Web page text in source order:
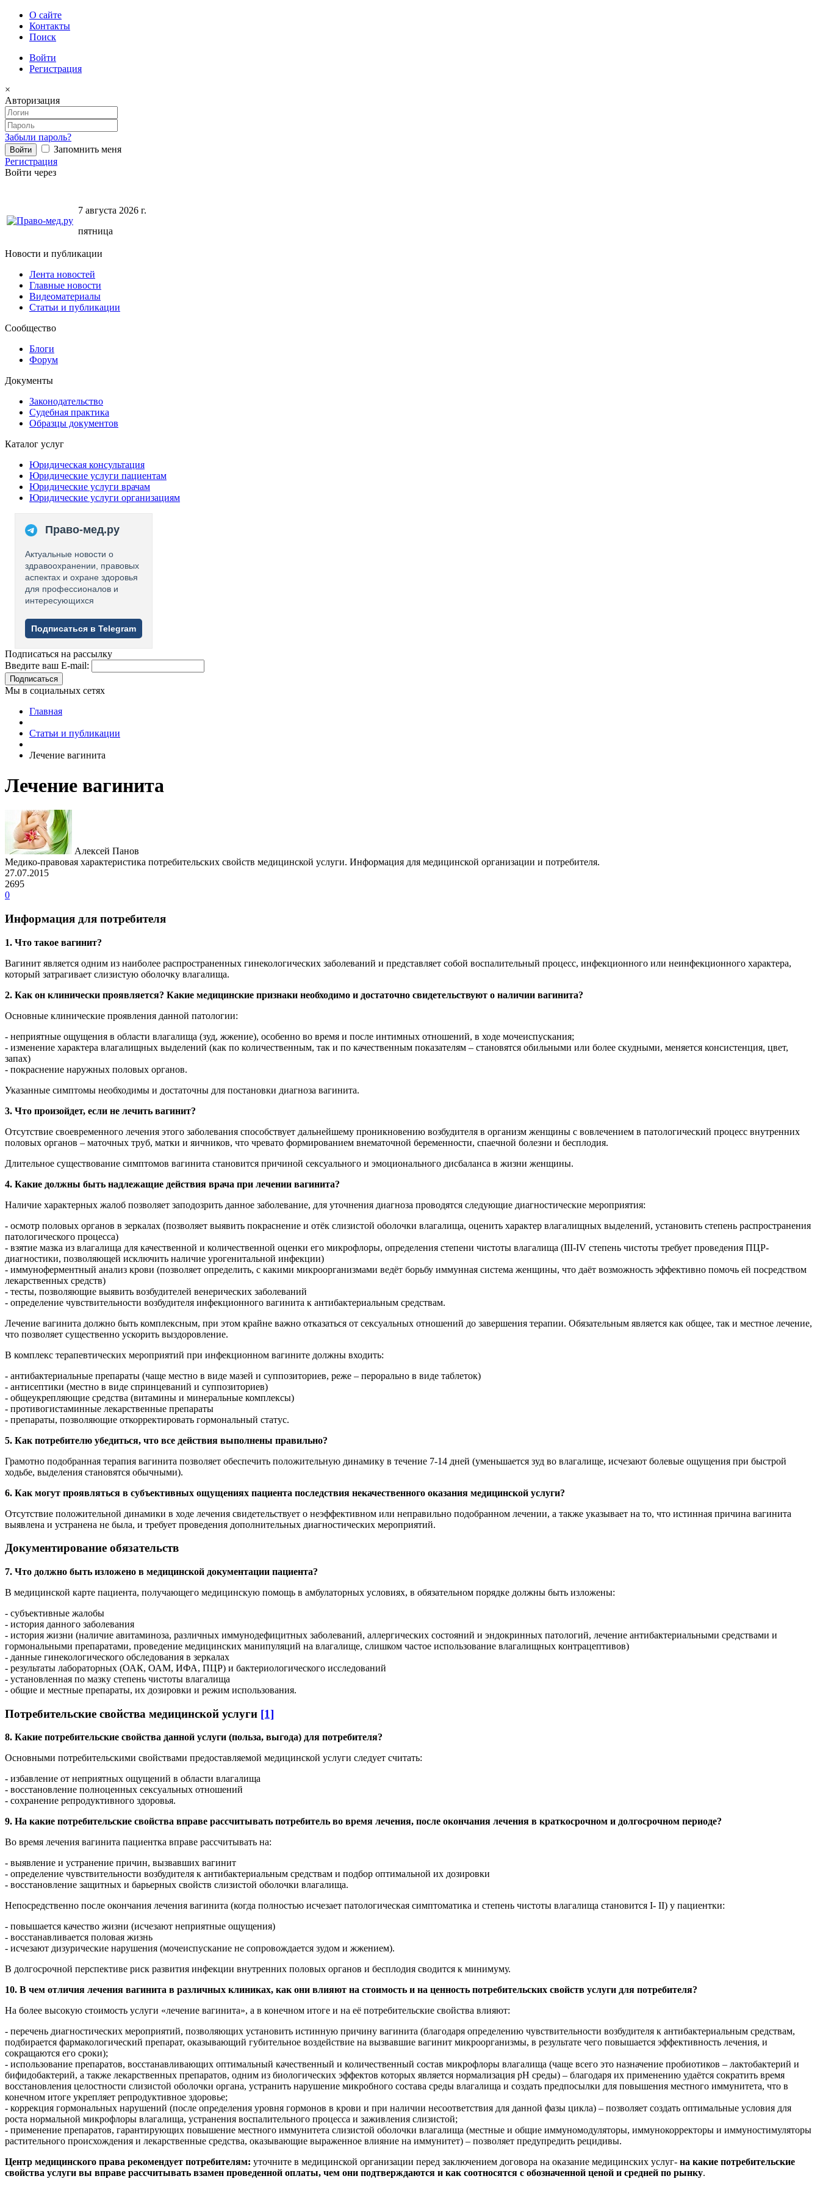
О сайте
Контакты
Поиск
Войти
Регистрация
×
Авторизация
Забыли пароль?
Запомнить меня
Регистрация
Войти через
7 августа 2026 г.
пятница
Новости и публикации
Лента новостей
Главные новости
Видеоматериалы
Статьи и публикации
Сообщество
Блоги
Форум
Документы
Законодательство
Судебная практика
Образцы документов
Каталог услуг
Юридическая консультация
Юридические услуги пациентам
Юридические услуги врачам
Юридические услуги организациям
Право-мед.ру
Актуальные новости о
здравоохранении, правовых
аспектах и охране здоровья
для профессионалов и
интересующихся
Подписаться в Telegram
Подписаться на рассылку
Введите ваш E-mail:
Подписаться
Мы в социальных сетях
Главная
Статьи и публикации
Лечение вагинита
Лечение вагинита
Алексей Панов
Медико-правовая характеристика потребительских свойств медицинской услуги. Информация для медицинской организации и потребителя.
27.07.2015
2695
0
Информация для потребителя
1. Что такое вагинит?
Вагинит является одним из наиболее распространенных гинекологических заболеваний и представляет собой воспалительный процесс, инфекционного или неинфекционного характера,
который затрагивает слизистую оболочку влагалища.
2. Как он клинически проявляется? Какие медицинские признаки необходимо и достаточно свидетельствуют о наличии вагинита?
Основные клинические проявления данной патологии:
- неприятные ощущения в области влагалища (зуд, жжение), особенно во время и после интимных отношений, в ходе мочеиспускания;
- изменение характера влагалищных выделений (как по количественным, так и по качественным показателям – становятся обильными или более скудными, меняется консистенция, цвет,
запах)
- покраснение наружных половых органов.
Указанные симптомы необходимы и достаточны для постановки диагноза вагинита.
3. Что произойдет, если не лечить вагинит?
Отсутствие своевременного лечения этого заболевания способствует дальнейшему проникновению возбудителя в организм женщины с вовлечением в патологический процесс внутренних
половых органов – маточных труб, матки и яичников, что чревато формированием внематочной беременности, спаечной болезни и бесплодия.
Длительное существование симптомов вагинита становится причиной сексуального и эмоционального дисбаланса в жизни женщины.
4. Какие должны быть надлежащие действия врача при лечении вагинита?
Наличие характерных жалоб позволяет заподозрить данное заболевание, для уточнения диагноза проводятся следующие диагностические мероприятия:
- осмотр половых органов в зеркалах (позволяет выявить покраснение и отёк слизистой оболочки влагалища, оценить характер влагалищных выделений, установить степень распространения
патологического процесса)
- взятие мазка из влагалища для качественной и количественной оценки его микрофлоры, определения степени чистоты влагалища (III-IV степень чистоты требует проведения ПЦР-
диагностики, позволяющей исключить наличие урогенитальной инфекции)
- иммуноферментный анализ крови (позволяет определить, с какими микроорганизмами ведёт борьбу иммунная система женщины, что даёт возможность эффективно помочь ей посредством
лекарственных средств)
- тесты, позволяющие выявить возбудителей венерических заболеваний
- определение чувствительности возбудителя инфекционного вагинита к антибактериальным средствам.
Лечение вагинита должно быть комплексным, при этом крайне важно отказаться от сексуальных отношений до завершения терапии. Обязательным является как общее, так и местное лечение,
что позволяет существенно ускорить выздоровление.
В комплекс терапевтических мероприятий при инфекционном вагините должны входить:
- антибактериальные препараты (чаще местно в виде мазей и суппозиториев, реже – перорально в виде таблеток)
- антисептики (местно в виде спринцеваний и суппозиториев)
- общеукрепляющие средства (витамины и минеральные комплексы)
- противогистаминные лекарственные препараты
- препараты, позволяющие откорректировать гормональный статус.
5. Как потребителю убедиться, что все действия выполнены правильно?
Грамотно подобранная терапия вагинита позволяет обеспечить положительную динамику в течение 7-14 дней (уменьшается зуд во влагалище, исчезают болевые ощущения при быстрой
ходьбе, выделения становятся обычными).
6. Как могут проявляться в субъективных ощущениях пациента последствия некачественного оказания медицинской услуги?
Отсутствие положительной динамики в ходе лечения свидетельствует о неэффективном или неправильно подобранном лечении, а также указывает на то, что истинная причина вагинита
выявлена и устранена не была, и требует проведения дополнительных диагностических мероприятий.
Документирование обязательств
7. Что должно быть изложено в медицинской документации пациента?
В медицинской карте пациента, получающего медицинскую помощь в амбулаторных условиях, в обязательном порядке должны быть изложены:
- субъективные жалобы
- история данного заболевания
- история жизни (наличие авитаминоза, различных иммунодефицитных заболеваний, аллергических состояний и эндокринных патологий, лечение антибактериальными средствами и
гормональными препаратами, проведение медицинских манипуляций на влагалище, слишком частое использование влагалищных контрацептивов)
- данные гинекологического обследования в зеркалах
- результаты лабораторных (ОАК, ОАМ, ИФА, ПЦР) и бактериологического исследований
- установленная по мазку степень чистоты влагалища
- общие и местные препараты, их дозировки и режим использования.
Потребительские свойства медицинской услуги [1]
8. Какие потребительские свойства данной услуги (польза, выгода) для потребителя?
Основными потребительскими свойствами предоставляемой медицинской услуги следует считать:
- избавление от неприятных ощущений в области влагалища
- восстановление полноценных сексуальных отношений
- сохранение репродуктивного здоровья.
9. На какие потребительские свойства вправе рассчитывать потребитель во время лечения, после окончания лечения в краткосрочном и долгосрочном периоде?
Во время лечения вагинита пациентка вправе рассчитывать на:
- выявление и устранение причин, вызвавших вагинит
- определение чувствительности возбудителя к антибактериальным средствам и подбор оптимальной их дозировки
- восстановление защитных и барьерных свойств слизистой оболочки влагалища.
Непосредственно после окончания лечения вагинита (когда полностью исчезает патологическая симптоматика и степень чистоты влагалища становится I- II) у пациентки:
- повышается качество жизни (исчезают неприятные ощущения)
- восстанавливается половая жизнь
- исчезают дизурические нарушения (мочеиспускание не сопровождается зудом и жжением).
В долгосрочной перспективе риск развития инфекции внутренних половых органов и бесплодия сводится к минимуму.
10. В чем отличия лечения вагинита в различных клиниках, как они влияют на стоимость и на ценность потребительских свойств услуги для потребителя?
На более высокую стоимость услуги «лечение вагинита», а в конечном итоге и на её потребительские свойства влияют:
- перечень диагностических мероприятий, позволяющих установить истинную причину вагинита (благодаря определению чувствительности возбудителя к антибактериальным средствам,
подбирается фармакологический препарат, оказывающий губительное воздействие на вызвавшие вагинит микроорганизмы, в результате чего повышается эффективность лечения, и
сокращаются его сроки);
- использование препаратов, восстанавливающих оптимальный качественный и количественный состав микрофлоры влагалища (чаще всего это назначение пробиотиков – лактобактерий и
бифидобактерий, а также лекарственных препаратов, одним из биологических эффектов которых является нормализация рН среды) – благодаря их применению удаётся сократить время
восстановления целостности слизистой оболочки органа, устранить нарушение микробного состава среды влагалища и создать предпосылки для повышения местного иммунитета, что в
конечном итоге укрепляет репродуктивное здоровье;
- коррекция гормональных нарушений (после определения уровня гормонов в крови и при наличии несоответствия для данной фазы цикла) – позволяет создать оптимальные условия для
роста нормальной микрофлоры влагалища, устранения воспалительного процесса и заживления слизистой;
- применение препаратов, гарантирующих повышение местного иммунитета слизистой оболочки влагалища (местные и общие иммуномодуляторы, иммунокорректоры и иммуностимуляторы
растительного происхождения и лекарственные средства, оказывающие выраженное влияние на иммунитет) – позволяет предупредить рецидивы.
Центр медицинского права рекомендует потребителям: уточните в медицинской организации перед заключением договора на оказание медицинских услуг- на какие потребительские
свойства услуги вы вправе рассчитывать взамен проведенной оплаты, чем они подтверждаются и как соотносятся с обозначенной ценой и средней по рынку.